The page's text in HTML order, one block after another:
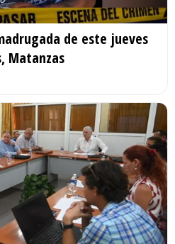
de este jueves
Matanzas